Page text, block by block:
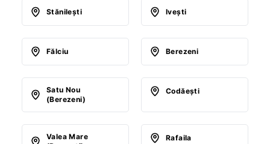
Stănileşti Iveşti
Fălciu Berezeni
Satu Nou
(Berezeni)
Codăeşti
Valea Mare
Rafaila